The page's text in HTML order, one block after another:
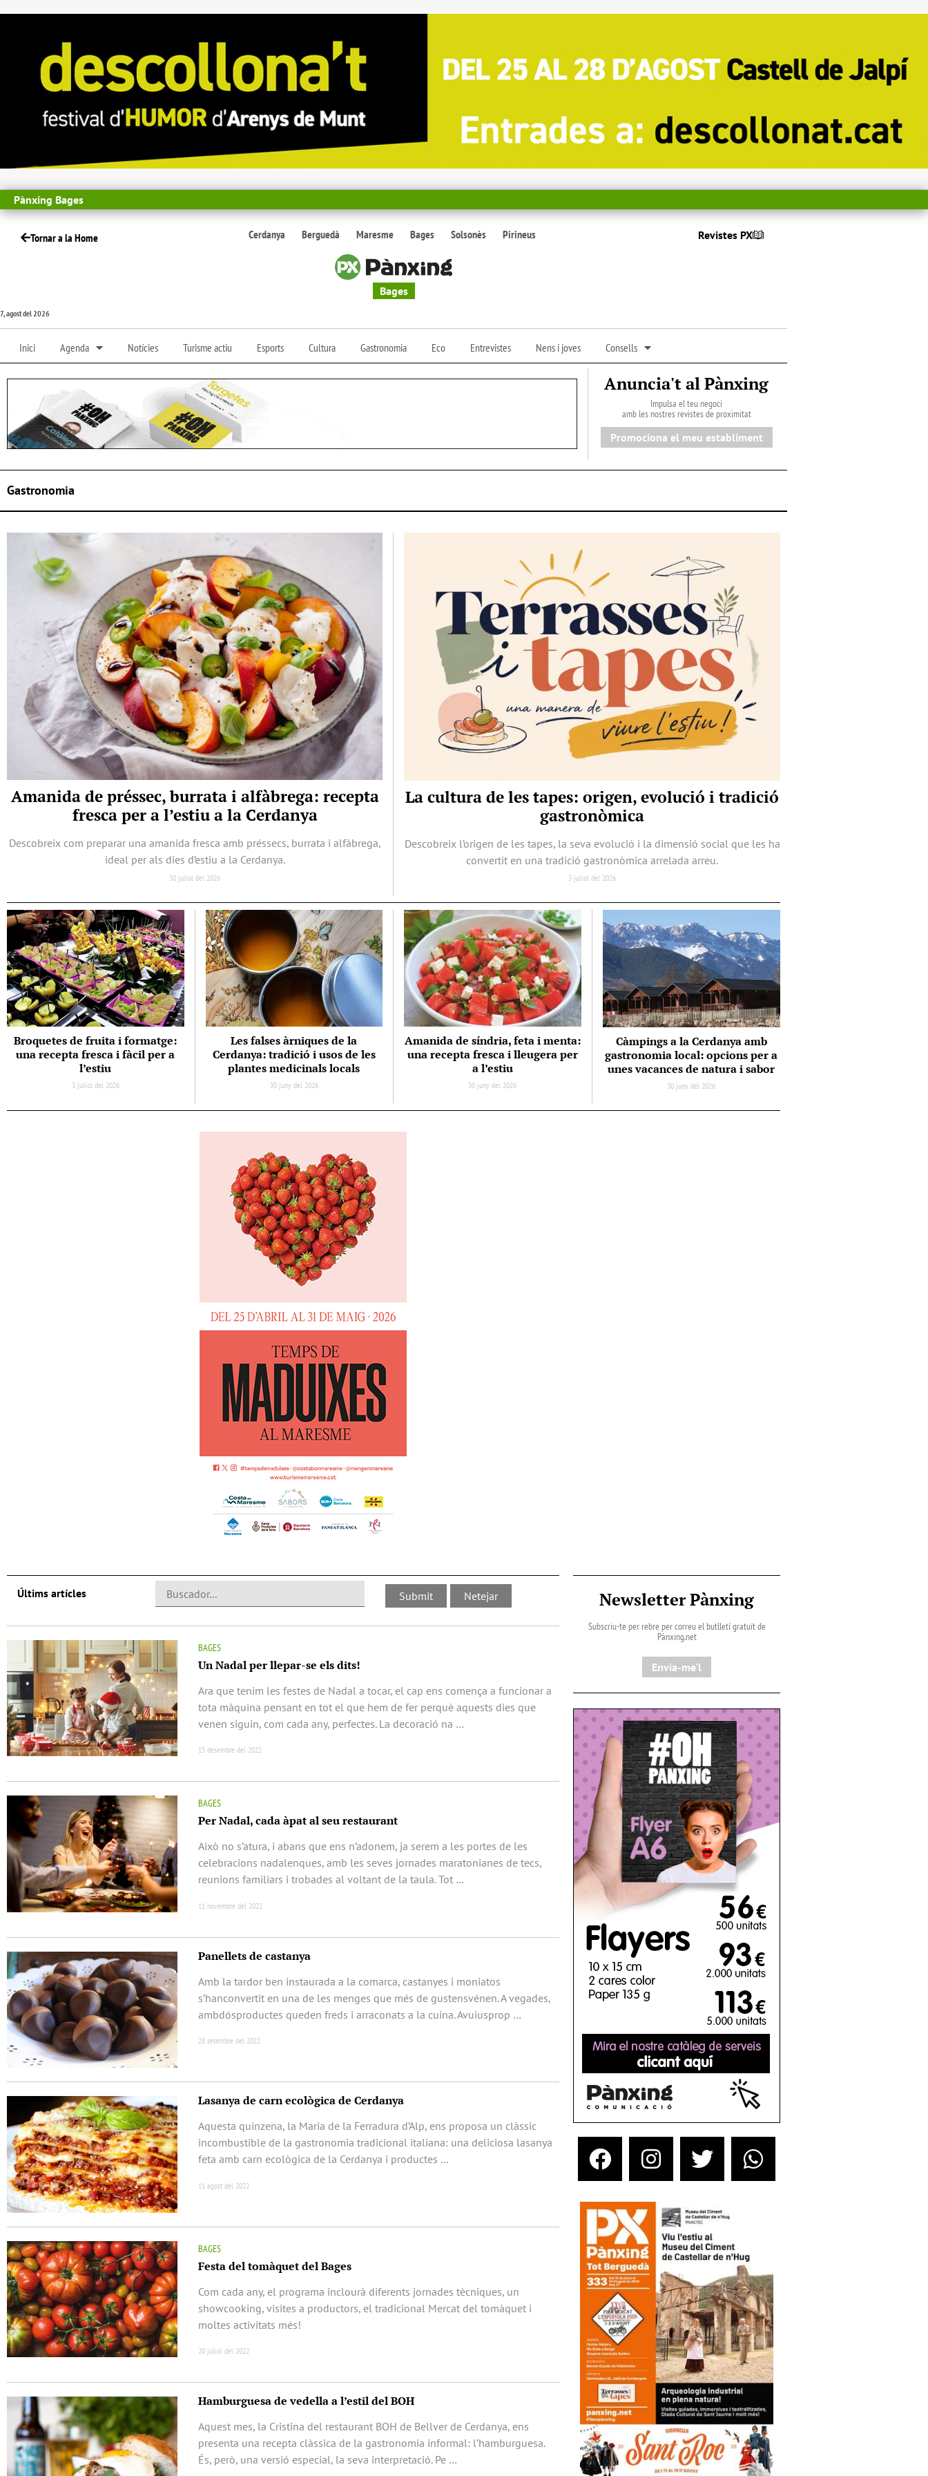
Pànxing Bages
Tornar a la Home Cerdanya Berguedà Maresme Bages Solsonès Pirineus Revistes PX
Bages
7, agost del 2026
Inici Agenda Notícies Turisme actiu Esports Cultura Gastronomia Eco Entrevistes Nens i joves Consells
Anuncia't al Pànxing
Impulsa el teu negoci
amb les nostres revistes de proximitat
Promociona el meu establiment
Gastronomia
Amanida de préssec, burrata i alfàbrega: recepta
fresca per a l’estiu a la Cerdanya
Descobreix com preparar una amanida fresca amb préssecs, burrata i alfàbrega,
ideal per als dies d’estiu a la Cerdanya.
30 juliol del 2026
La cultura de les tapes: origen, evolució i tradició
gastronòmica
Descobreix l’origen de les tapes, la seva evolució i la dimensió social que les ha
convertit en una tradició gastronòmica arrelada arreu.
3 juliol del 2026
Broquetes de fruita i formatge:
una recepta fresca i fàcil per a
l’estiu
3 juliol del 2026
Les falses àrniques de la
Cerdanya: tradició i usos de les
plantes medicinals locals
30 juny del 2026
Amanida de síndria, feta i menta:
una recepta fresca i lleugera per
a l’estiu
30 juny del 2026
Càmpings a la Cerdanya amb
gastronomia local: opcions per a
unes vacances de natura i sabor
30 juny del 2026
Últims artícles
BAGES
Un Nadal per llepar-se els dits!
Ara que tenim les festes de Nadal a tocar, el cap ens comença a funcionar a
tota màquina pensant en tot el que hem de fer perquè aquests dies que
venen siguin, com cada any, perfectes. La decoració na …
15 desembre del 2022
BAGES
Per Nadal, cada àpat al seu restaurant
Això no s’atura, i abans que ens n’adonem, ja serem a les portes de les
celebracions nadalenques, amb les seves jornades maratonianes de tecs,
reunions familiars i trobades al voltant de la taula. Tot …
11 novembre del 2022
Panellets de castanya
Amb la tardor ben instaurada a la comarca, castanyes i moniatos
s’hanconvertit en una de les menges que més de gustensvénen. A vegades,
ambdósproductes queden freds i arraconats a la cuina. Avuiusprop …
28 setembre del 2022
Lasanya de carn ecològica de Cerdanya
Aquesta quinzena, la Maria de la Ferradura d’Alp, ens proposa un clàssic
incombustible de la gastronomia tradicional italiana: una deliciosa lasanya
feta amb carn ecològica de la Cerdanya i productes …
11 agost del 2022
BAGES
Festa del tomàquet del Bages
Com cada any, el programa inclourà diferents jornades tècniques, un
showcooking, visites a productors, el tradicional Mercat del tomàquet i
moltes activitats més!
20 juliol del 2022
Hamburguesa de vedella a l’estil del BOH
Aquest mes, la Cristina del restaurant BOH de Bellver de Cerdanya, ens
presenta una recepta clàssica de la gastronomia informal: l’hamburguesa.
És, però, una versió especial, la seva interpretació. Pe …
Newsletter Pànxing
Subscriu-te per rebre per correu el butlletí gratuït de
Pànxing.net​
Envia-me'l